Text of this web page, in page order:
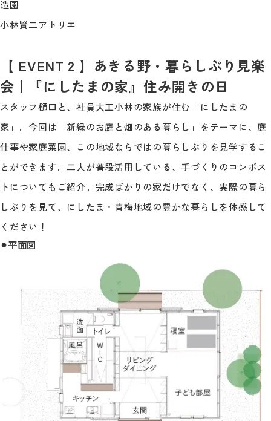
造園
小林賢二アトリエ
【 EVENT 2 】あきる野・暮らしぶり見楽
会｜『にしたまの家』住み開きの日
スタッフ樋口と、社員大工小林の家族が住む「にしたまの
家」。今回は「新緑のお庭と畑のある暮らし」をテーマに、庭
仕事や家庭菜園、この地域ならではの暮らしぶりを見学するこ
とができます。二人が普段活用している、手づくりのコンポス
トについてもご紹介。完成ばかりの家だけでなく、実際の暮ら
しぶりを見て、にしたま・青梅地域の豊かな暮らしを体感して
ください！
⚫︎平面図